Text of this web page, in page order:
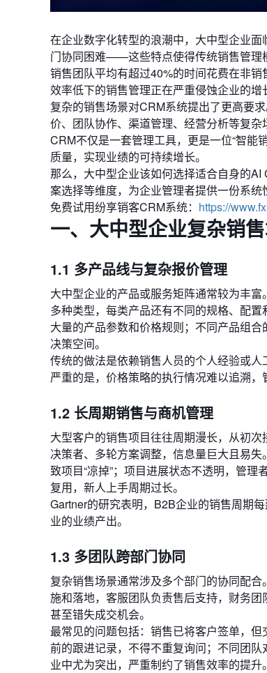
在企业数字化转型的浪潮中，大中型企业
门协同困难——这些特点使得传统销售管理
销售团队平均有超过40%的时间花费在非
效率低下的销售管理正在严重侵蚀企业的增
复杂的销售场景对CRM系统提出了更高要
价、团队协作、渠道管理、经营分析等复
CRM不仅是一套管理工具，更是一位“智能
质量，实现业绩的可持续增长。
那么，大中型企业该如何选择适合自身的
案选择等维度，为企业管理者提供一份系统
免费试用纷享销客CRM系统： https://
一、大中型企业复杂销
1.1 多产品线与复杂报价管理
大中型企业的产品或服务矩阵通常较为丰
多种类型，每类产品还有不同的规格、配
大量的产品参数和价格规则；不同产品组
决策空间。
传统的做法是依赖销售人员的个人经验或
严重的是，价格策略的执行情况难以追溯
1.2 长周期销售与商机管理
大型客户的销售项目往往周期漫长，从初
决策者、多轮方案调整，信息量巨大且易
致项目“凉掉”；项目进展状态不透明，管
复用，新人上手周期过长。
Gartner的研究表明，B2B企业的销售周期
业的业绩产出。
1.3 多团队跨部门协同
复杂销售场景通常涉及多个部门的协同配
施和落地，客服团队负责售后支持，财务
甚至错失成交机会。
最常见的问题包括：销售已将客户签单，
前的跟进记录，不得不重复询问；不同团
业中尤为突出，严重制约了销售效率的提升。